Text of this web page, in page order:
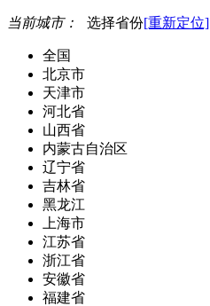
当前城市： 选择省份[重新定位]
全国
北京市
天津市
河北省
山西省
内蒙古自治区
辽宁省
吉林省
黑龙江
上海市
江苏省
浙江省
安徽省
福建省